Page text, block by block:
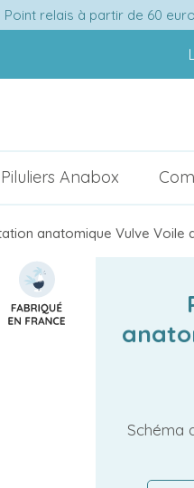
relais à partir de 60
Piluliers Anabox
anatomique Vulve Voile
Schéma